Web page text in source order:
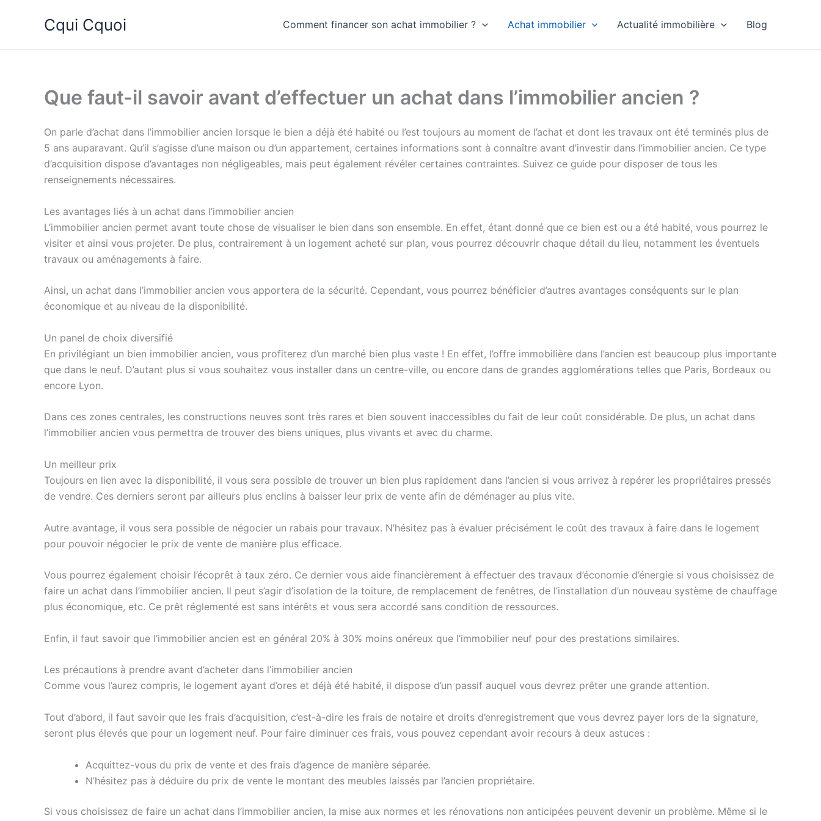
Cqui Cquoi Comment financer son achat immobilier ? Achat immobilier Actualité immobilière Blog
Que faut-il savoir avant d’effectuer un achat dans l’immobilier ancien ?
On parle d’achat dans l’immobilier ancien lorsque le bien a déjà été habité ou l’est toujours au moment de l’achat et dont les travaux ont été terminés plus de
5 ans auparavant. Qu’il s’agisse d’une maison ou d’un appartement, certaines informations sont à connaître avant d’investir dans l’immobilier ancien. Ce type
d’acquisition dispose d’avantages non négligeables, mais peut également révéler certaines contraintes. Suivez ce guide pour disposer de tous les
renseignements nécessaires.
Les avantages liés à un achat dans l’immobilier ancien
L’immobilier ancien permet avant toute chose de visualiser le bien dans son ensemble. En effet, étant donné que ce bien est ou a été habité, vous pourrez le
visiter et ainsi vous projeter. De plus, contrairement à un logement acheté sur plan, vous pourrez découvrir chaque détail du lieu, notamment les éventuels
travaux ou aménagements à faire.
Ainsi, un achat dans l’immobilier ancien vous apportera de la sécurité. Cependant, vous pourrez bénéficier d’autres avantages conséquents sur le plan
économique et au niveau de la disponibilité.
Un panel de choix diversifié
En privilégiant un bien immobilier ancien, vous profiterez d’un marché bien plus vaste ! En effet, l’offre immobilière dans l’ancien est beaucoup plus importante
que dans le neuf. D’autant plus si vous souhaitez vous installer dans un centre-ville, ou encore dans de grandes agglomérations telles que Paris, Bordeaux ou
encore Lyon.
Dans ces zones centrales, les constructions neuves sont très rares et bien souvent inaccessibles du fait de leur coût considérable. De plus, un achat dans
l’immobilier ancien vous permettra de trouver des biens uniques, plus vivants et avec du charme.
Un meilleur prix
Toujours en lien avec la disponibilité, il vous sera possible de trouver un bien plus rapidement dans l’ancien si vous arrivez à repérer les propriétaires pressés
de vendre. Ces derniers seront par ailleurs plus enclins à baisser leur prix de vente afin de déménager au plus vite.
Autre avantage, il vous sera possible de négocier un rabais pour travaux. N’hésitez pas à évaluer précisément le coût des travaux à faire dans le logement
pour pouvoir négocier le prix de vente de manière plus efficace.
Vous pourrez également choisir l’écoprêt à taux zéro. Ce dernier vous aide financièrement à effectuer des travaux d’économie d’énergie si vous choisissez de
faire un achat dans l’immobilier ancien. Il peut s’agir d’isolation de la toiture, de remplacement de fenêtres, de l’installation d’un nouveau système de chauffage
plus économique, etc. Ce prêt réglementé est sans intérêts et vous sera accordé sans condition de ressources.
Enfin, il faut savoir que l’immobilier ancien est en général 20% à 30% moins onéreux que l’immobilier neuf pour des prestations similaires.
Les précautions à prendre avant d’acheter dans l’immobilier ancien
Comme vous l’aurez compris, le logement ayant d’ores et déjà été habité, il dispose d’un passif auquel vous devrez prêter une grande attention.
Tout d’abord, il faut savoir que les frais d’acquisition, c’est-à-dire les frais de notaire et droits d’enregistrement que vous devrez payer lors de la signature,
seront plus élevés que pour un logement neuf. Pour faire diminuer ces frais, vous pouvez cependant avoir recours à deux astuces :
Acquittez-vous du prix de vente et des frais d’agence de manière séparée.
N’hésitez pas à déduire du prix de vente le montant des meubles laissés par l’ancien propriétaire.
Si vous choisissez de faire un achat dans l’immobilier ancien, la mise aux normes et les rénovations non anticipées peuvent devenir un problème. Même si le